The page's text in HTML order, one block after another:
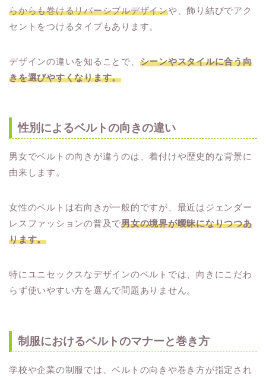
らからも巻けるリバーシブルデザインや、飾り結びでアク
セントをつけるタイプもあります。
デザインの違いを知ることで、 シーンやスタイルに合う向
きを選びやすくなります。
性別によるベルトの向きの違い
男女でベルトの向きが違うのは、着付けや歴史的な背景に
由来します。
女性のベルトは右向きが一般的ですが、最近はジェンダー
レスファッションの普及で男女の境界が曖昧になりつつあ
ります。
特にユニセックスなデザインのベルトでは、向きにこだわ
らず使いやすい方を選んで問題ありません。
制服におけるベルトのマナーと巻き方
学校や企業の制服では、ベルトの向きや巻き方が指定され